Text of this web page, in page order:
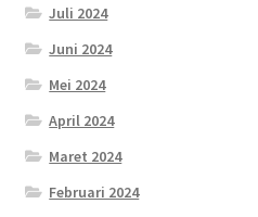
Juli 2024
Juni 2024
Mei 2024
April 2024
Maret 2024
Februari 2024